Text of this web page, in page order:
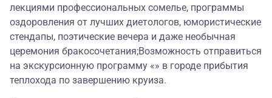
лекциями профессиональных сомелье, программы
оздоровления от лучших диетологов, юмористические
стендапы, поэтические вечера и даже необычная
церемония бракосочетания;Возможность отправиться
на экскурсионную программу «» в городе прибытия
теплохода по завершению круиза.